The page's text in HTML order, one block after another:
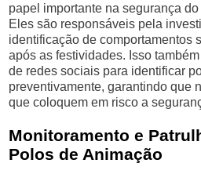
papel importante na segurança
Eles são responsáveis pela
identificação de comportamentos
após as festividades. Isso
de redes sociais para identificar
preventivamente, garantindo que
que coloquem em risco a
Monitoramento e
Polos de Animação